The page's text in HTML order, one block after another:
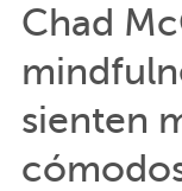
Chad
sienten